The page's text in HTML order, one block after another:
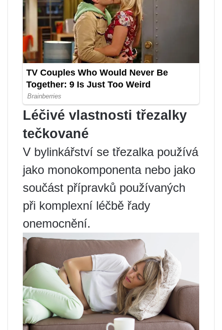
Léčivé vlastnosti třezalky
tečkované
V bylinkářství se třezalka používá
jako monokomponenta nebo jako
součást přípravků používaných
při komplexní léčbě řady
onemocnění.